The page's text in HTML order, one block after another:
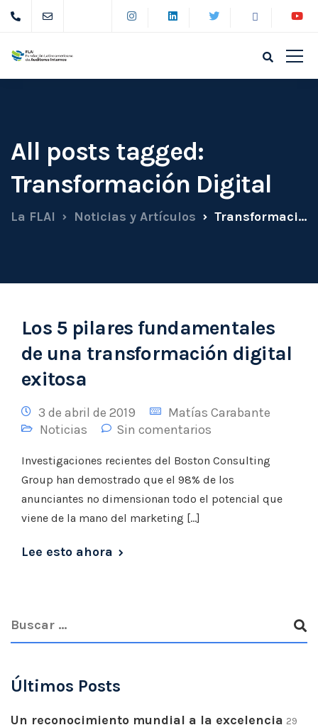
All posts tagged:
Transformación Digital
La FLAI Noticias y Artículos Transformación Digital
Los 5 pilares fundamentales
de una transformación digital
exitosa
3 de abril de 2019
Matías Carabante
Noticias
Sin comentarios
Investigaciones recientes del Boston Consulting
Group han demostrado que el 98% de los
anunciantes no dimensionan todo el potencial que
viene de la mano del marketing […]
Lee esto ahora
Últimos Posts
Un reconocimiento mundial a la excelencia 29